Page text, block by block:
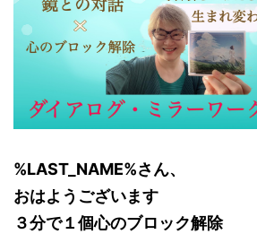
%LAST_NAME%さん、
おはようございます
３分で１個心のブロック解除